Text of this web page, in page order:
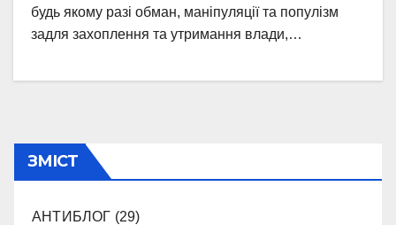
будь якому разі обман, маніпуляції та популізм
задля захоплення та утримання влади,…
ЗМІСТ
АНТИБЛОГ (29)